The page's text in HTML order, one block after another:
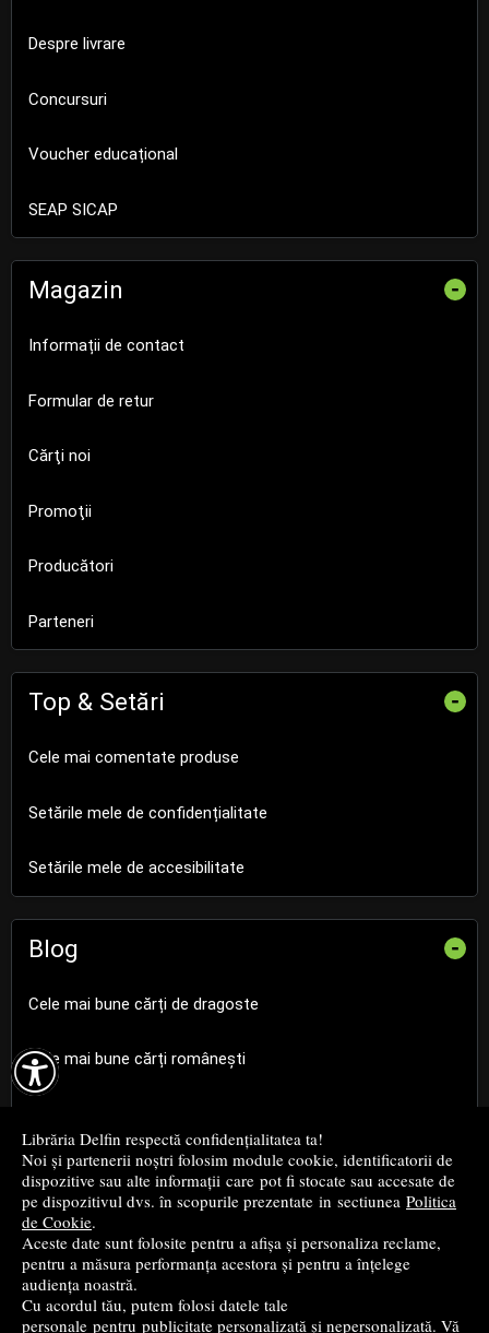

Librăria Delfin respectă confidențialitatea ta!
Noi și partenerii noștri folosim module cookie, identificatorii de
dispozitive sau alte informații care pot fi stocate sau accesate de
pe dispozitivul dvs. în scopurile prezentate in sectiunea Politica
de Cookie.
Aceste date sunt folosite pentru a afișa și personaliza reclame,
pentru a măsura performanța acestora și pentru a înțelege
audiența noastră.
Cu acordul tău, putem folosi datele tale
personale pentru publicitate personalizată și nepersonalizată. Vă
Despre livrare
Concursuri
Voucher educațional
SEAP SICAP
Magazin -
Informații de contact
Formular de retur
Cărţi noi
Promoţii
Producători
Parteneri
Top & Setări -
Cele mai comentate produse
Setările mele de confidențialitate
Setările mele de accesibilitate
Blog -
Cele mai bune cărți de dragoste
Cele mai bune cărți românești
Cele mai bune cărți de istorie
Top cărți beletristică
...toate știrile